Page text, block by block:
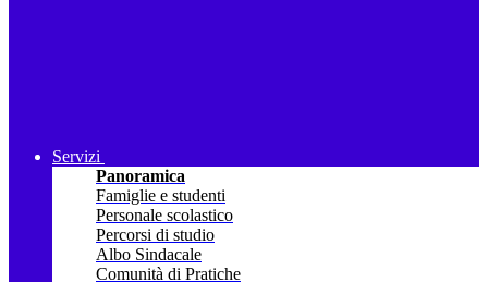
Servizi
Panoramica
Famiglie e studenti
Personale scolastico
Percorsi di studio
Albo Sindacale
Comunità di Pratiche